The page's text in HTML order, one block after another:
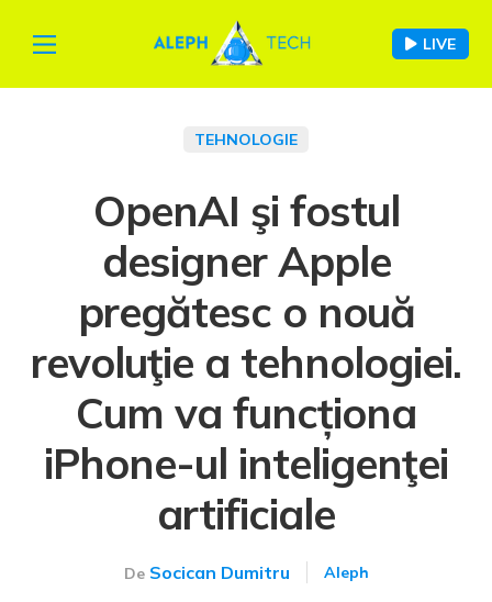
LIVE
TEHNOLOGIE
OpenAI şi fostul
designer Apple
pregătesc o nouă
revoluţie a tehnologiei.
Cum va funcționa
iPhone-ul inteligenţei
artificiale
De Socican Dumitru Aleph